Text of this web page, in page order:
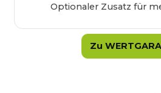
Optionaler Zusatz für
Zu